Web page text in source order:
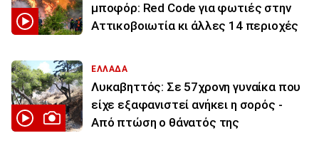
μποφόρ: Red Code για φωτιές στην
Αττικοβοιωτία κι άλλες 14 περιοχές
ΕΛΛΑΔΑ
Λυκαβηττός: Σε 57χρονη γυναίκα που
είχε εξαφανιστεί ανήκει η σορός -
Από πτώση ο θάνατός της